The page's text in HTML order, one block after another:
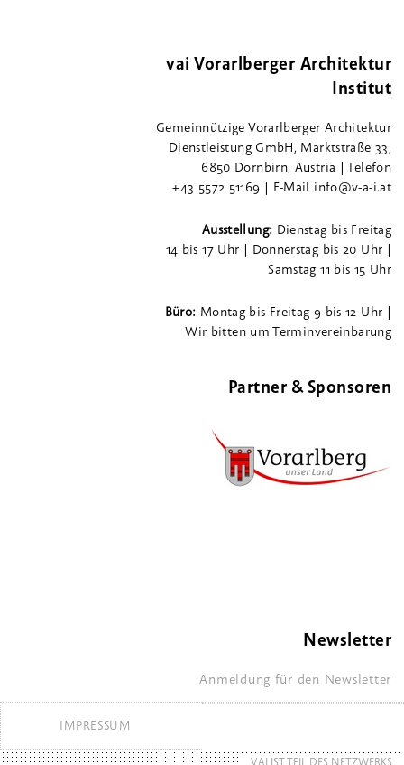
vai Vorarlberger Architektur
Institut
Gemeinnützige Vorarlberger Architektur
Dienstleistung GmbH, Marktstraße 33,
6850 Dornbirn, Austria | Telefon
+43 5572 51169 | E-Mail info@v-a-i.at
Ausstellung: Dienstag bis Freitag
14 bis 17 Uhr | Donnerstag bis 20 Uhr |
Samstag 11 bis 15 Uhr
Büro: Montag bis Freitag 9 bis 12 Uhr |
Wir bitten um Terminvereinbarung
Partner & Sponsoren
Newsletter
Anmeldung für den Newsletter
IMPRESSUM
VAI IST TEIL DES NETZWERKS